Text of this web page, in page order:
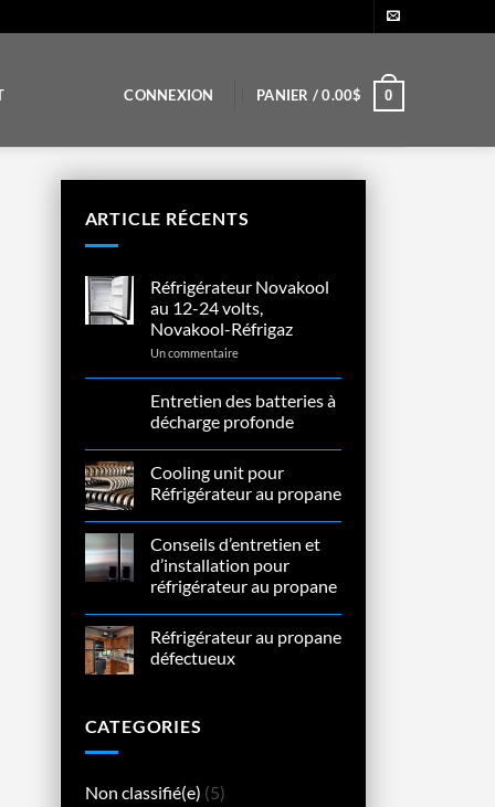
CONNEXION PANIER /0.00$ 0
ARTICLE RÉCENTS
Réfrigérateur Novakool
au 12-24 volts,
Novakool-Réfrigaz
Un commentairesur
Novakool
12-
24
Novakool-
Réfrigaz
Entretien des batteries à
décharge profonde
sur
Entretien
des
décharge
profonde
Cooling unit pour
Réfrigérateur au propane
sur
Cooling
unit
pour
Réfrigérateur
au
propane
Conseils d’entretien et
d’installation pour
réfrigérateur au propane
sur
Conseils
d’entretien
réfrigérateur
au
Réfrigérateur au propane
défectueux
Réfrigérateur
au
CATEGORIES
Non classifié(e) (5)